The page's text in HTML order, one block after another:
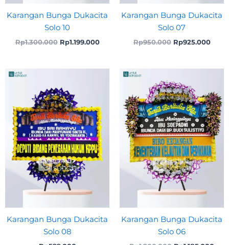
Karangan Bunga Dukacita
Solo 10
Rp1.300.000 Rp1.199.000
Karangan Bunga Dukacita
Solo 07
Rp950.000 Rp925.000
Karangan Bunga Dukacita
Solo 08
Karangan Bunga Dukacita
Solo 06
price
was:
Rp1.200.000.